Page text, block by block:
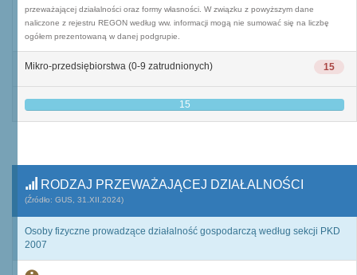
przeważającej działalności oraz formy własności. W związku z powyższym dane
naliczone z rejestru REGON według ww. informacji mogą nie sumować się na liczbę
ogółem prezentowaną w danej podgrupie.
15
Mikro-przedsiębiorstwa (0-9 zatrudnionych)
15
RODZAJ PRZEWAŻAJĄCEJ DZIAŁALNOŚCI
(Źródło: GUS, 31.XII.2024)
Osoby fizyczne prowadzące działalność gospodarczą według sekcji PKD
2007